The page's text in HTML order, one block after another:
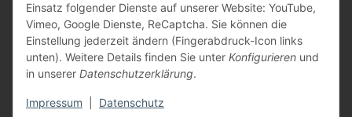
Zahlungsarten
Einsatz folgender Dienste auf unserer Website: YouTube,
Vimeo, Google Dienste, ReCaptcha. Sie können die
Einstellung jederzeit ändern (Fingerabdruck-Icon links
unten). Weitere Details finden Sie unter Konfigurieren und
in unserer Datenschutzerklärung.
Impressum Datenschutz